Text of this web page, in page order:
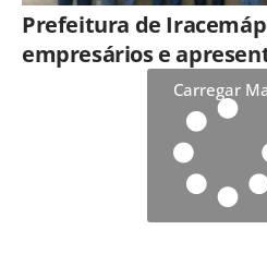
Prefeitura de
empresários e
serviços do Governo do
Carregar